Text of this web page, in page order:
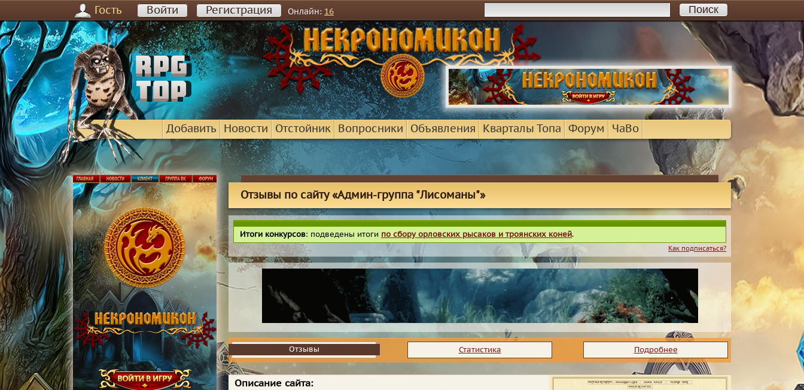
Гость Войти Регистрация Онлайн: 16
Добавить Новости Отстойник Вопросники Объявления Кварталы Топа Форум ЧаВо
Отзывы по сайту «Админ-группа "Лисоманы"»
Итоги конкурсов: подведены итоги по сбору орловских рысаков и троянских коней.
Как подписаться?
Отзывы
Отзывы Статистика Подробнее
Описание сайта: